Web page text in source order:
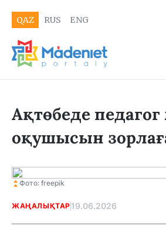
QAZ RUS ENG
Ақтөбеде
оқушысын
Фото: freepik
ЖАҢАЛЫҚТАР 19.06.2026